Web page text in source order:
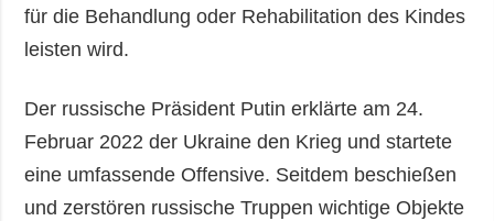
für die Behandlung oder Rehabilitation des Kindes
leisten wird.
Der russische Präsident Putin erklärte am 24.
Februar 2022 der Ukraine den Krieg und startete
eine umfassende Offensive. Seitdem beschießen
und zerstören russische Truppen wichtige Objekte